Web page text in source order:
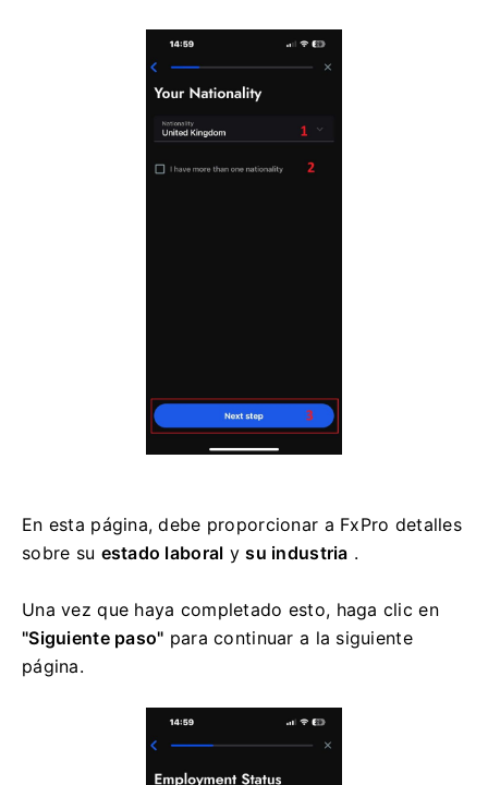
En esta página, debe proporcionar a FxPro detalles
sobre su estado laboral ysu industria .
Una vez que haya completado esto, haga clic en
"Siguiente paso" para continuar a la siguiente
página.